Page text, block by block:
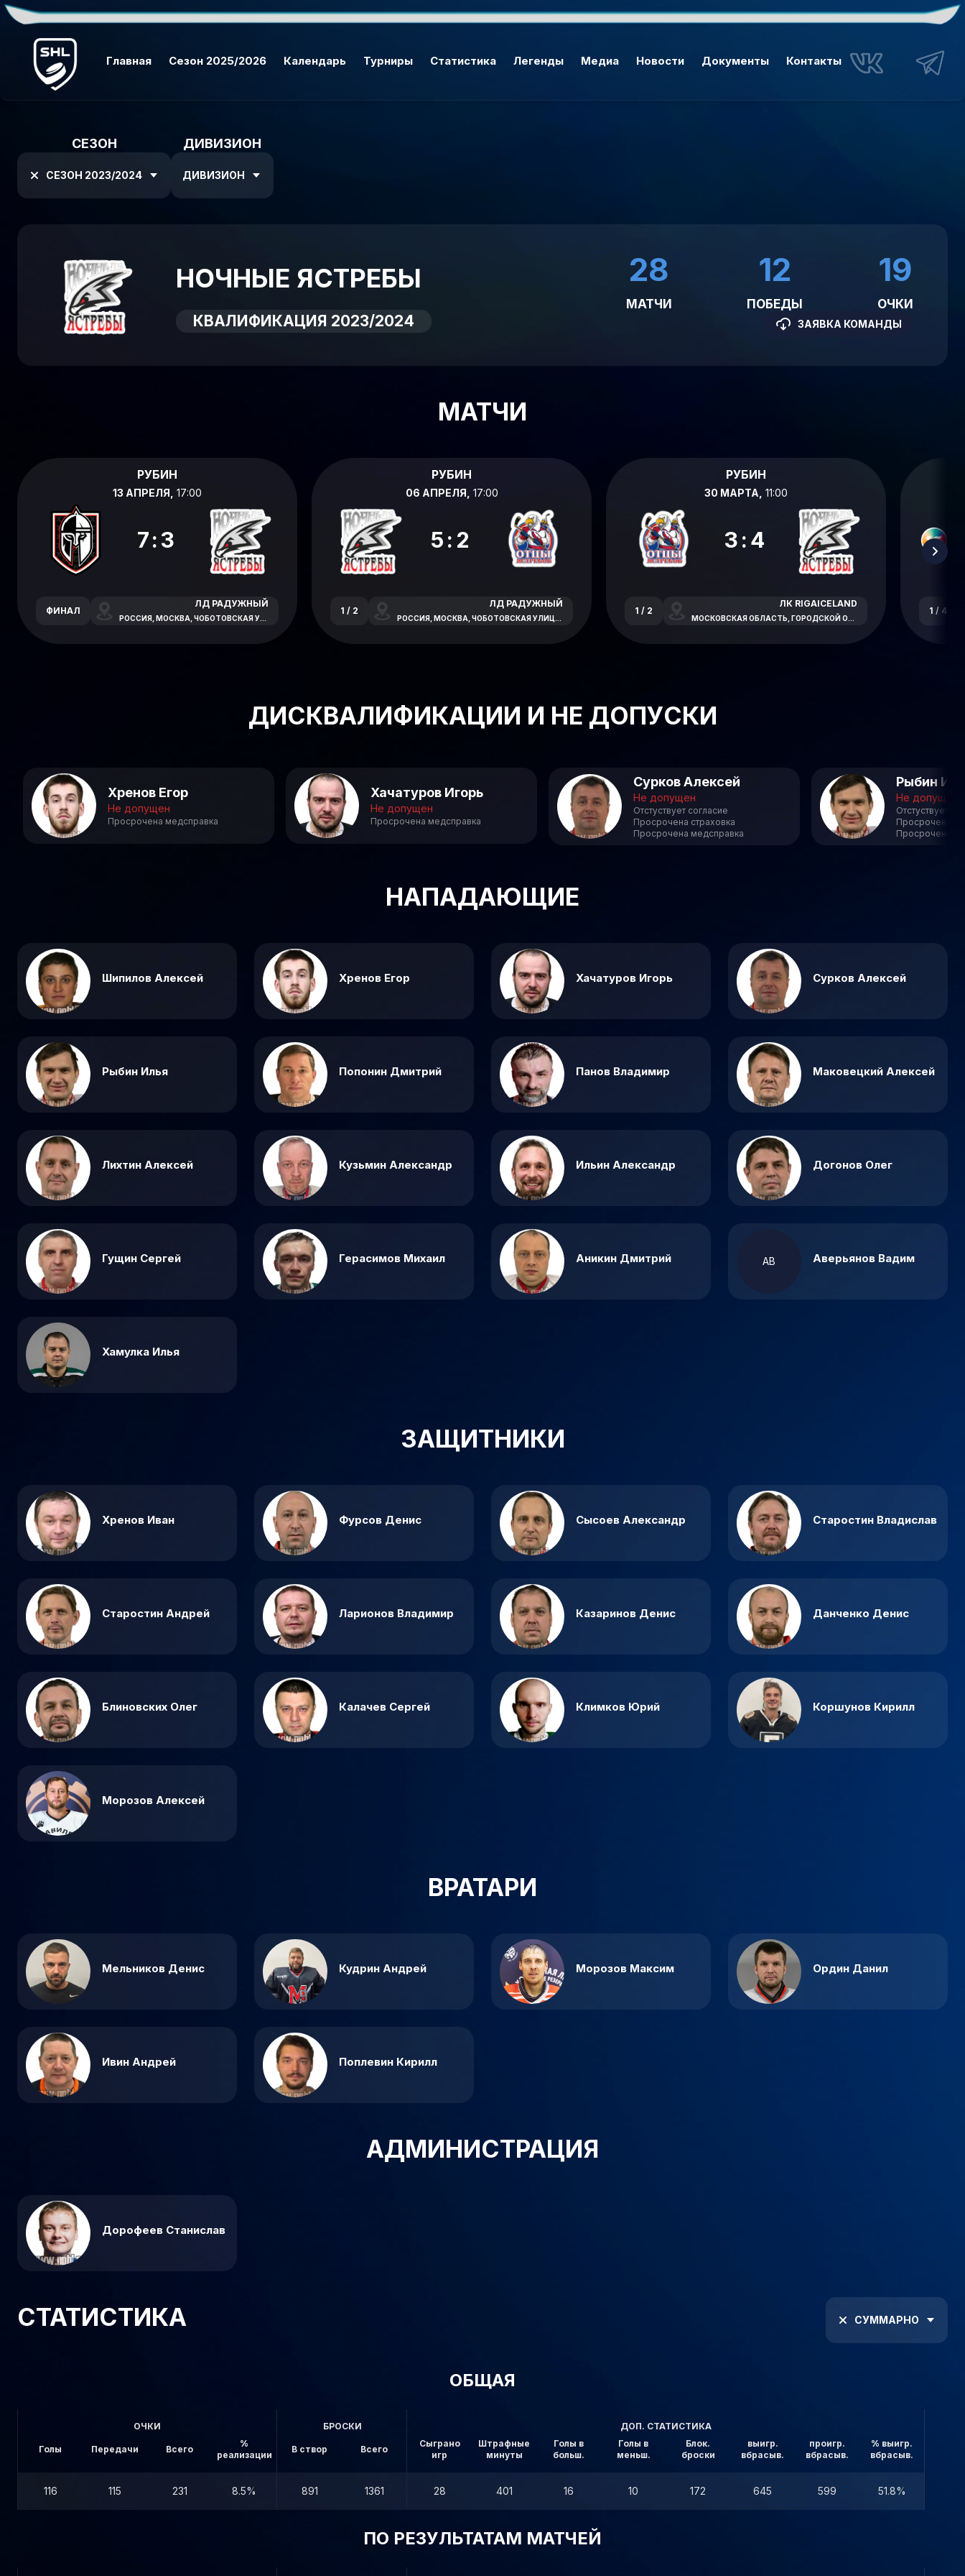
Главная Сезон 2025/2026 Календарь Турниры Статистика Легенды Медиа Новости Документы Контакты
СЕЗОН
СЕЗОН 2023/2024
ДИВИЗИОН
ДИВИЗИОН
НОЧНЫЕ ЯСТРЕБЫ
КВАЛИФИКАЦИЯ 2023/2024
28
МАТЧИ
12
ПОБЕДЫ
19
ОЧКИ
ЗАЯВКА КОМАНДЫ
МАТЧИ
РУБИН
13 АПРЕЛЯ, 17:00
7:3
ФИНАЛ
ЛД РАДУЖНЫЙ
РОССИЯ, МОСКВА, ЧОБОТОВСКАЯ УЛИЦА, 6
РУБИН
06 АПРЕЛЯ, 17:00
5:2
1 / 2
ЛД РАДУЖНЫЙ
РОССИЯ, МОСКВА, ЧОБОТОВСКАЯ УЛИЦА, 6
РУБИН
30 МАРТА, 11:00
3:4
1 / 2
ЛК RIGAICELAND
МОСКОВСКАЯ ОБЛАСТЬ, ГОРОДСКОЙ ОКРУГ КРАСНОГОРСК, НОВОРИЖСКОЕ ШОССЕ, 26-Й КИЛОМЕТР, С6
1 / 4
ДИСКВАЛИФИКАЦИИ И НЕ ДОПУСКИ
Хренов Егор
Не допущен
Просрочена медсправка
Хачатуров Игорь
Не допущен
Просрочена медсправка
Сурков Алексей
Не допущен
Отстуствует согласие
Просрочена страховка
Просрочена медсправка
Рыбин
Не допущен
Отстуствует
Просрочена
Просрочена
НАПАДАЮЩИЕ
Шипилов Алексей Хренов Егор Хачатуров Игорь Сурков Алексей
Рыбин Илья Попонин Дмитрий Панов Владимир Маковецкий Алексей
Лихтин Алексей Кузьмин Александр Ильин Александр Догонов Олег
Гущин Сергей Герасимов Михаил Аникин Дмитрий АВ Аверьянов Вадим
Хамулка Илья
ЗАЩИТНИКИ
Хренов Иван Фурсов Денис Сысоев Александр Старостин Владислав
Старостин Андрей Ларионов Владимир Казаринов Денис Данченко Денис
Блиновских Олег Калачев Сергей Климков Юрий Коршунов Кирилл
Морозов Алексей
ВРАТАРИ
Мельников Денис Кудрин Андрей Морозов Максим Ордин Данил
Ивин Андрей Поплевин Кирилл
АДМИНИСТРАЦИЯ
Дорофеев Станислав
СТАТИСТИКА СУММАРНО
ОБЩАЯ
ОЧКИ
Голы Передачи Всего
%
реализации
БРОСКИ
В створ Всего
ДОП. СТАТИСТИКА
Сыграно
игр
Штрафные
минуты
Голы в
больш.
Голы в
меньш.
Блок.
броски
выигр.
вбрасыв.
проигр.
вбрасыв.
% выигр.
вбрасыв.
116 115 231 8.5% 891 1361 28 401 16 10 172 645 599 51.8%
ПО РЕЗУЛЬТАТАМ МАТЧЕЙ